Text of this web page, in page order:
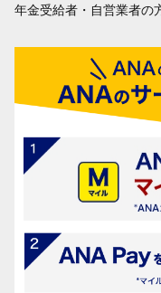
年金受給者・自営業者の